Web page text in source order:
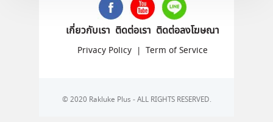
เกี่ยวกับเรา ติดต่อเรา ติดต่อลงโฆษณา
Privacy Policy | Term of Service
© 2020 Rakluke Plus - ALL RIGHTS RESERVED.